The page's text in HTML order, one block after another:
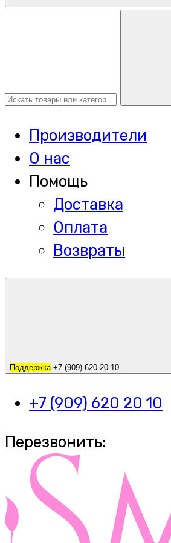
Производители
О нас
Помощь
Доставка
Оплата
Возвраты
Поддержка +7 (909) 620 20 10
+7 (909) 620 20 10
Перезвонить: